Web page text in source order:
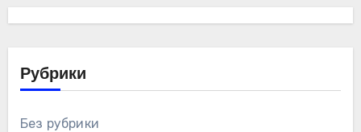
Рубрики
Без рубрики